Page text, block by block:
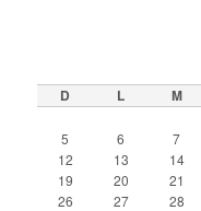
D L M
5
6 7
12
13 14
19
20 21
26
27 28